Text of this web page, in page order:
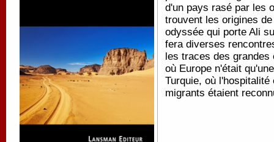
d'un pays rasé par les
trouvent les origines
odyssée qui porte Ali
fera diverses
les traces des
où Europe n'était
Turquie, où
migrants étaient